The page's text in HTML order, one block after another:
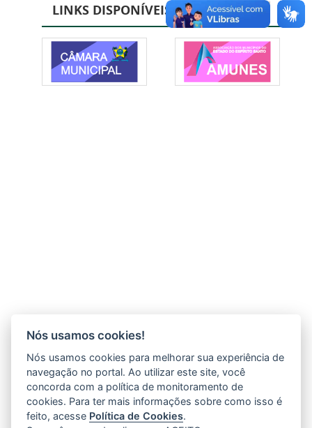
LINKS DISPONÍVEIS
Nós usamos cookies!
Nós usamos cookies para melhorar sua experiência de
navegação no portal. Ao utilizar este site, você
concorda com a política de monitoramento de
cookies. Para ter mais informações sobre como isso é
feito, acesse Política de Cookies.